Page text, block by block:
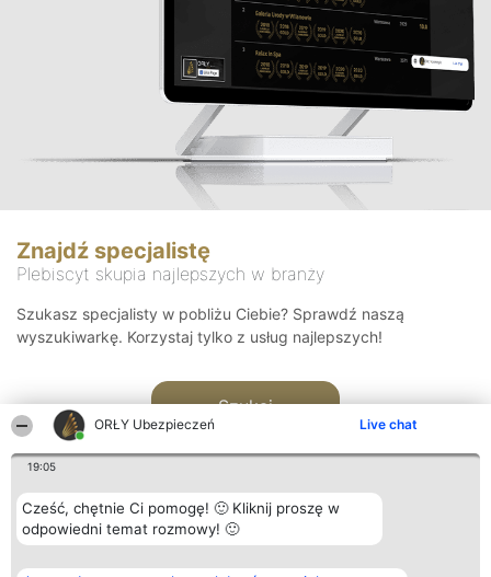
ORŁY Ubezpieczeń Live chat
19:05
Cześć, chętnie Ci pomogę! 🙂 Kliknij proszę w
odpowiedni temat rozmowy! 🙂
Znajdź specjalistę
Plebiscyt skupia najlepszych w branży
Szukasz specjalisty w pobliżu Ciebie? Sprawdź naszą
wyszukiwarkę. Korzystaj tylko z usług najlepszych!
Szukaj
Organizator plebiscytu Plebiscyt Kontakt